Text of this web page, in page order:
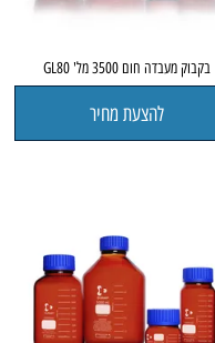
בקבוק מעבדה חום 3500 מל' GL80
להצעת מחיר